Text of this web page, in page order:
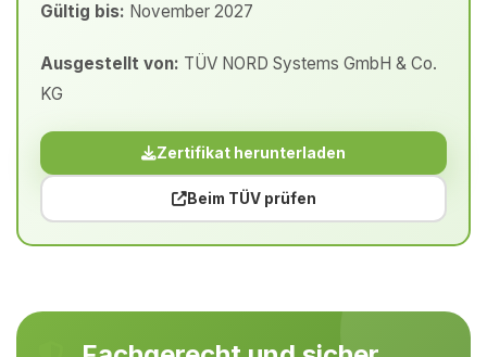
Gültig bis: November 2027
Ausgestellt von: TÜV NORD Systems GmbH & Co.
KG
Zertifikat herunterladen
Beim TÜV prüfen